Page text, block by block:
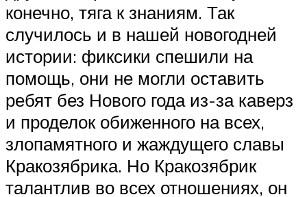
конечно, тяга к знаниям. Так
случилось и в нашей новогодней
истории: фиксики спешили на
помощь, они не могли оставить
ребят без Нового года из-за каверз
и проделок обиженного на всех,
злопамятного и жаждущего славы
Кракозябрика. Но Кракозябрик
талантлив во всех отношениях, он